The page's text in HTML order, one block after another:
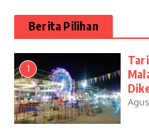
Berita Pilihan
1